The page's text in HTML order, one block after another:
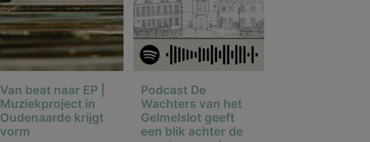
Van beat naar EP |
Muziekproject in
Oudenaarde krijgt
vorm
Podcast De
Wachters van het
Gelmelslot geeft
een blik achter de